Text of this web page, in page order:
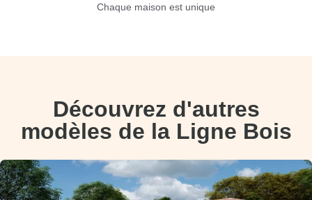
Chaque maison est unique
Découvrez d'autres
modèles de la Ligne Bois